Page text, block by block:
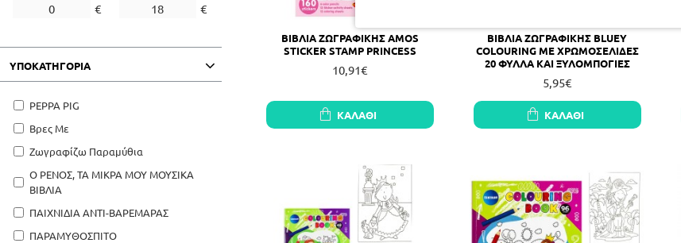
€ €
2020-06-01
2021-05-20
2022-03-31
2024-02-21
ΥΠΟΚΑΤΗΓΟΡΊΑ
PEPPA PIG
Βρες Με
Ζωγραφίζω Παραμύθια
Ο ΡΕΝΟΣ, ΤΑ ΜΙΚΡΑ ΜΟΥ ΜΟΥΣΙΚΑ
ΒΙΒΛΙΑ
ΠΑΙΧΝΙΔΙΑ ΑΝΤΙ-ΒΑΡΕΜΑΡΑΣ
ΠΑΡΑΜΥΘΟΣΠΙΤΟ
ΒΙΒΛΙΑ ΖΩΓΡΑΦΙΚΗΣ AMOS
STICKER STAMP PRINCESS
10,91€
ΚΑΛΆΘΙ
ΒΙΒΛΙΑ ΖΩΓΡΑΦΙΚΗΣ BLUEY
COLOURING ΜΕ ΧΡΩΜΟΣΕΛΙΔΕΣ
20 ΦΥΛΛΑ ΚΑΙ ΞΥΛΟΜΠΟΓΙΕΣ
5,95€
ΚΑΛΆΘΙ